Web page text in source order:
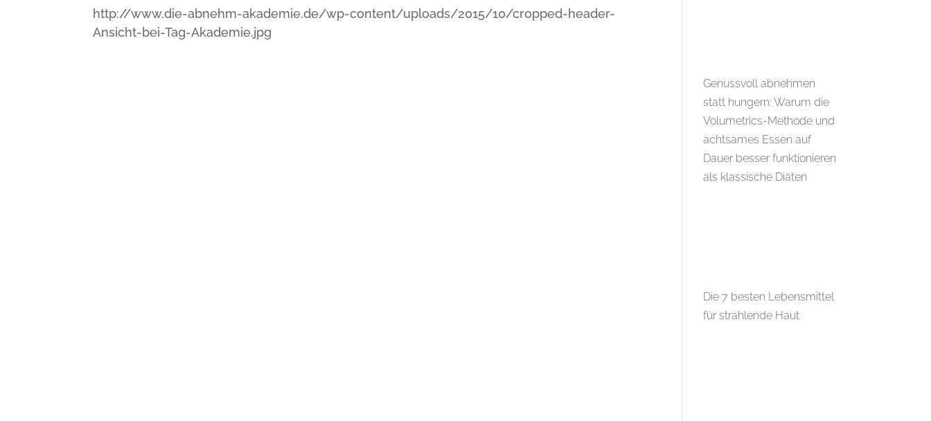
http://www.die-abnehm-akademie.de/wp-content/uploads/2015/10/cropped-header-
Ansicht-bei-Tag-Akademie.jpg
Genussvoll abnehmen
statt hungern: Warum die
Volumetrics-Methode und
achtsames Essen auf
Dauer besser funktionieren
als klassische Diäten
Die 7 besten Lebensmittel
für strahlende Haut